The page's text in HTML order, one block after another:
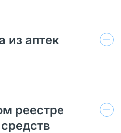
из аптек
реестре